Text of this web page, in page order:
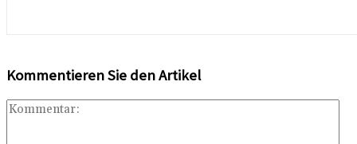
Kommentieren Sie den Artikel